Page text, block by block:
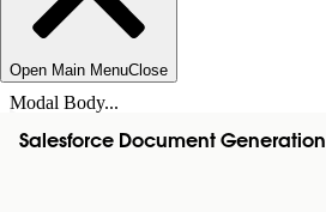
Open Main MenuClose
Modal Body...
Salesforce Document Generation